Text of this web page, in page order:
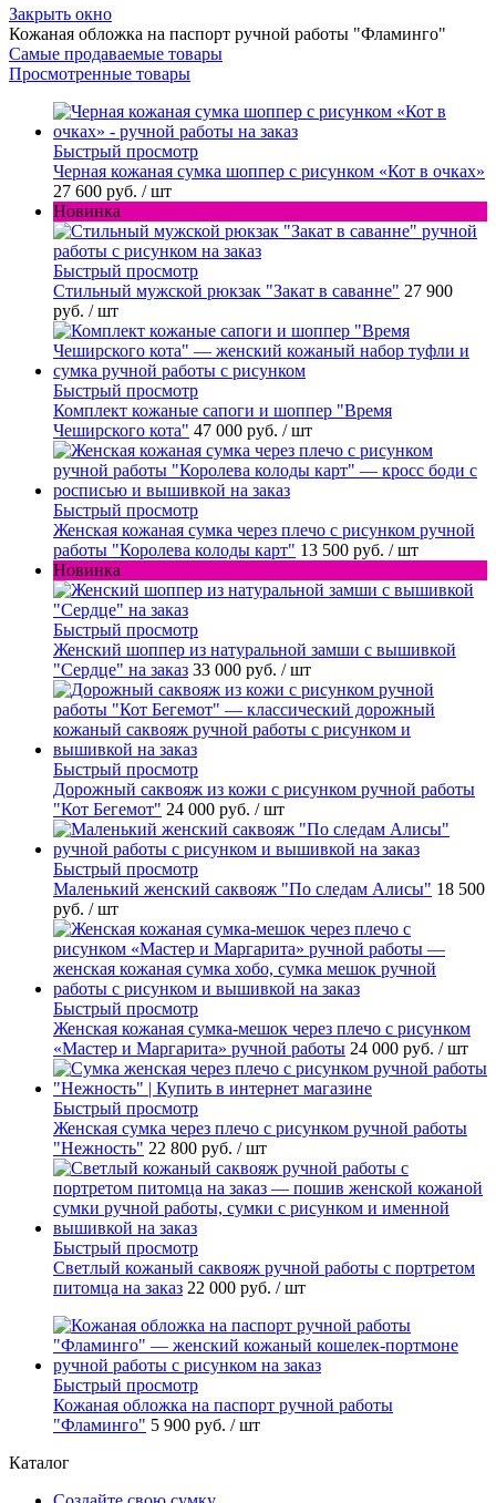
Закрыть окно
Кожаная обложка на паспорт ручной работы "Фламинго"
Самые продаваемые товары
Просмотренные товары
Быстрый просмотр
Черная кожаная сумка шоппер с рисунком «Кот в очках»
27 600 руб. / шт
Новинка
Быстрый просмотр
Стильный мужской рюкзак "Закат в саванне" 27 900
руб. / шт
Быстрый просмотр
Комплект кожаные сапоги и шоппер "Время
Чеширского кота" 47 000 руб. / шт
Быстрый просмотр
Женская кожаная сумка через плечо с рисунком ручной
работы "Королева колоды карт" 13 500 руб. / шт
Новинка
Быстрый просмотр
Женский шоппер из натуральной замши с вышивкой
"Сердце" на заказ 33 000 руб. / шт
Быстрый просмотр
Дорожный саквояж из кожи с рисунком ручной работы
"Кот Бегемот" 24 000 руб. / шт
Быстрый просмотр
Маленький женский саквояж "По следам Алисы" 18 500
руб. / шт
Быстрый просмотр
Женская кожаная сумка-мешок через плечо с рисунком
«Мастер и Маргарита» ручной работы 24 000 руб. / шт
Быстрый просмотр
Женская сумка через плечо с рисунком ручной работы
"Нежность" 22 800 руб. / шт
Быстрый просмотр
Светлый кожаный саквояж ручной работы с портретом
питомца на заказ 22 000 руб. / шт
Быстрый просмотр
Кожаная обложка на паспорт ручной работы
"Фламинго" 5 900 руб. / шт
Каталог